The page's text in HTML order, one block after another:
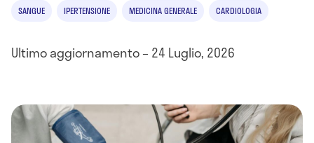
SANGUE IPERTENSIONE MEDICINA GENERALE CARDIOLOGIA
Ultimo aggiornamento – 24 Luglio, 2026